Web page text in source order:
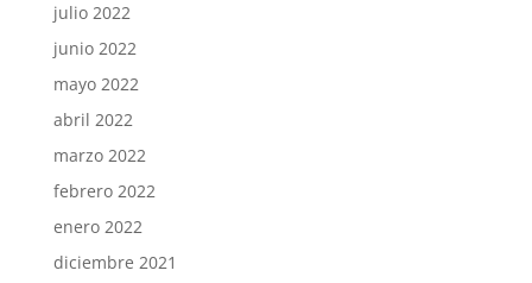
julio 2022
junio 2022
mayo 2022
abril 2022
marzo 2022
febrero 2022
enero 2022
diciembre 2021